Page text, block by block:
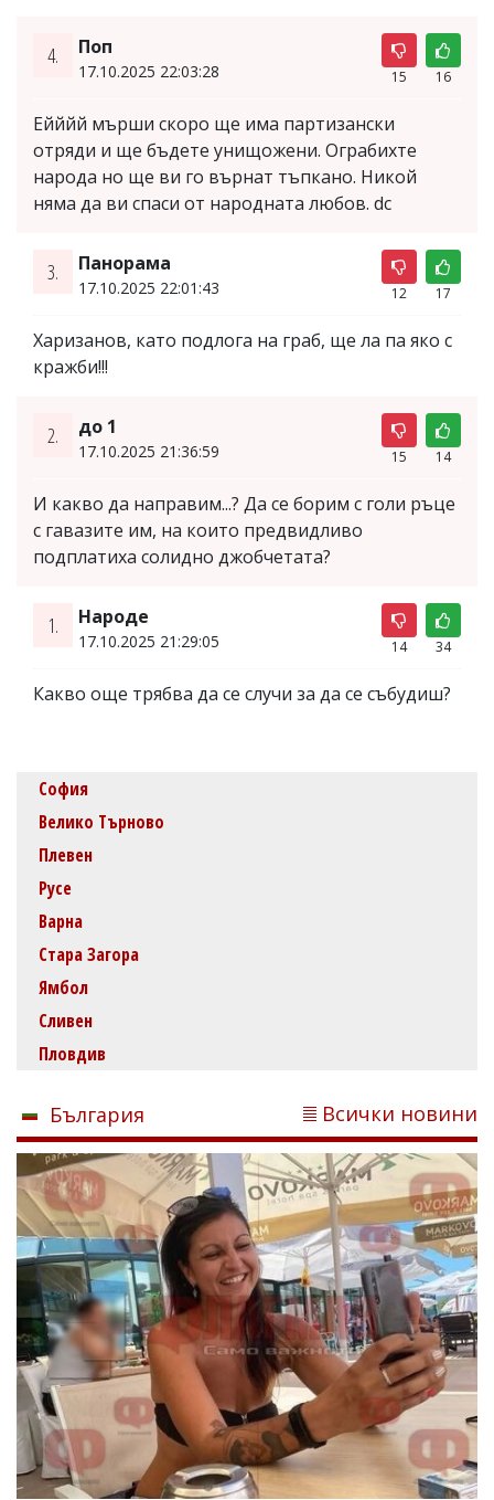
4. Поп
17.10.2025 22:03:28 15 16
Ейййй мърши скоро ще има партизански
отряди и ще бъдете унищожени. Ограбихте
народа но ще ви го върнат тъпкано. Никой
няма да ви спаси от народната любов. dc
3. Панорама
17.10.2025 22:01:43 12 17
Харизанов, като подлога на граб, ще ла па яко с
кражби!!!
2. до 1
17.10.2025 21:36:59 15 14
И какво да направим...? Да се борим с голи ръце
с гавазите им, на които предвидливо
подплатиха солидно джобчетата?
1. Народе
17.10.2025 21:29:05 14 34
Какво още трябва да се случи за да се събудиш?
София
Велико Търново
Плевен
Русе
Варна
Стара Загора
Ямбол
Сливен
Пловдив
България Всички новини